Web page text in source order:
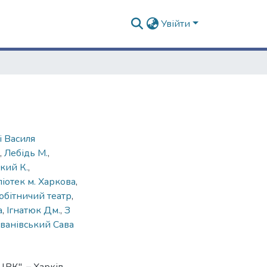
Увійти
Василя
, Лебідь М.,
К.,
м. Харкова,
театр,
, Ігнатюк Дм., З
Сава